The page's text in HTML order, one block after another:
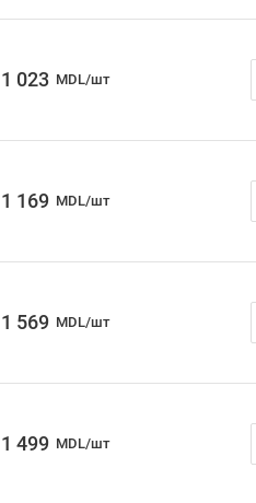
1 023 MDL/шт
1 169 MDL/шт
1 569 MDL/шт
1 499 MDL/шт